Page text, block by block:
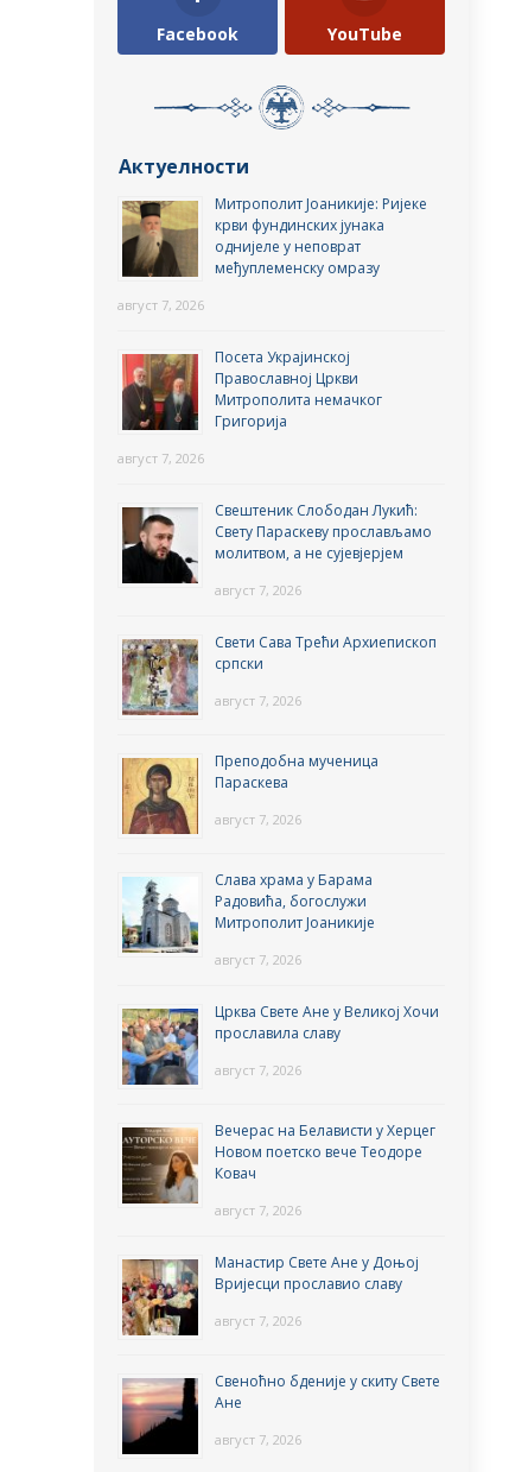
Facebook YouTube
Актуелности
Митрополит Јоаникије: Ријеке
крви фундинских јунака
однијеле у неповрат
међуплеменску омразу
август 7, 2026
Посета Украјинској
Православној Цркви
Митрополита немачког
Григорија
август 7, 2026
Свештеник Слободан Лукић:
Свету Параскеву прослављамо
молитвом, а не сујевјерјем
август 7, 2026
Свети Сава Трећи Архиепископ
српски
август 7, 2026
Преподобна мученица
Параскева
август 7, 2026
Слава храма у Барама
Радовића, богослужи
Митрополит Јоаникије
август 7, 2026
Црква Свете Ане у Великој Хочи
прославила славу
август 7, 2026
Вечерас на Белависти у Херцег
Новом поетско вече Теодоре
Ковач
август 7, 2026
Манастир Свете Ане у Доњој
Вријесци прославио славу
август 7, 2026
Свеноћно бденије у скиту Свете
Ане
август 7, 2026